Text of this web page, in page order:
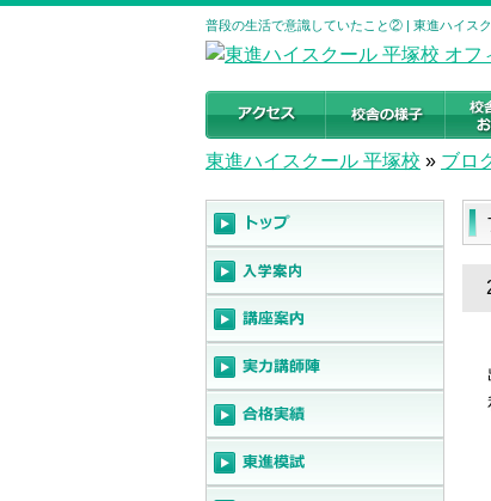
普段の生活で意識していたこと② | 東進ハイス
東進ハイスクール 平塚校 » ブロ